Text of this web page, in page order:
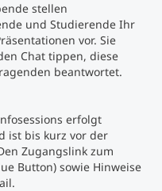
stellen
und Studierende Ihr
vor. Sie
Chat tippen, diese
beantwortet.
erfolgt
ist bis kurz vor der
Zugangslink zum
Button) sowie Hinweise